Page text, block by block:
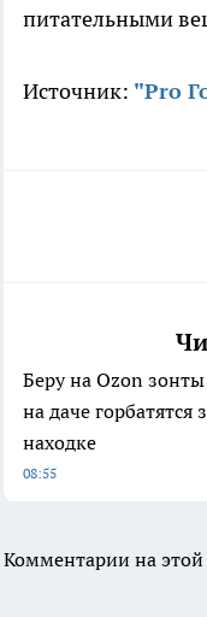
питательными
Источник: "Pro
Беру на Ozon
на даче горбатятся
находке
08:55
Комментарии на